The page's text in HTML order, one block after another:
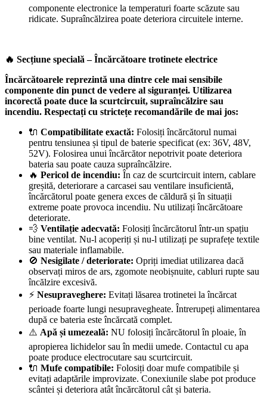
componente electronice la temperaturi foarte scăzute sau
ridicate. Supraîncălzirea poate deteriora circuitele interne.
🔥 Secțiune specială – Încărcătoare trotinete electrice
Încărcătoarele reprezintă una dintre cele mai sensibile
componente din punct de vedere al siguranței. Utilizarea
incorectă poate duce la scurtcircuit, supraîncălzire sau
incendiu. Respectați cu strictețe recomandările de mai jos:
🔌 Compatibilitate exactă: Folosiți încărcătorul numai
pentru tensiunea și tipul de baterie specificat (ex: 36V, 48V,
52V). Folosirea unui încărcător nepotrivit poate deteriora
bateria sau poate cauza supraîncălzire.
🔥 Pericol de incendiu: În caz de scurtcircuit intern, cablare
greșită, deteriorare a carcasei sau ventilare insuficientă,
încărcătorul poate genera exces de căldură și în situații
extreme poate provoca incendiu. Nu utilizați încărcătoare
deteriorate.
💨 Ventilație adecvată: Folosiți încărcătorul într-un spațiu
bine ventilat. Nu-l acoperiți și nu-l utilizați pe suprafețe textile
sau materiale inflamabile.
🚫 Nesigilate / deteriorate: Opriți imediat utilizarea dacă
observați miros de ars, zgomote neobișnuite, cabluri rupte sau
încălzire excesivă.
⚡ Nesupraveghere: Evitați lăsarea trotinetei la încărcat
perioade foarte lungi nesupravegheate. Întrerupeți alimentarea
după ce bateria este încărcată complet.
⚠️ Apă și umezeală: NU folosiți încărcătorul în ploaie, în
apropierea lichidelor sau în medii umede. Contactul cu apa
poate produce electrocutare sau scurtcircuit.
🔌 Mufe compatibile: Folosiți doar mufe compatibile și
evitați adaptările improvizate. Conexiunile slabe pot produce
scântei și deteriora atât încărcătorul cât și bateria.